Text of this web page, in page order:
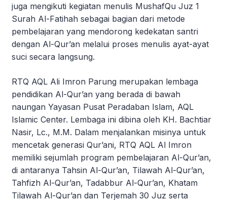
juga mengikuti kegiatan menulis MushafQu Juz 1
Surah Al-Fatihah sebagai bagian dari metode
pembelajaran yang mendorong kedekatan santri
dengan Al-Qur’an melalui proses menulis ayat-ayat
suci secara langsung.
RTQ AQL Ali Imron Parung merupakan lembaga
pendidikan Al-Qur’an yang berada di bawah
naungan Yayasan Pusat Peradaban Islam, AQL
Islamic Center. Lembaga ini dibina oleh KH. Bachtiar
Nasir, Lc., M.M. Dalam menjalankan misinya untuk
mencetak generasi Qur’ani, RTQ AQL Al Imron
memiliki sejumlah program pembelajaran Al-Qur’an,
di antaranya Tahsin Al-Qur’an, Tilawah Al-Qur’an,
Tahfizh Al-Qur’an, Tadabbur Al-Qur’an, Khatam
Tilawah Al-Qur’an dan Terjemah 30 Juz serta